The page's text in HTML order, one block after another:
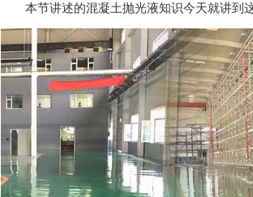
本节讲述的混凝土抛光液知识今天就讲到